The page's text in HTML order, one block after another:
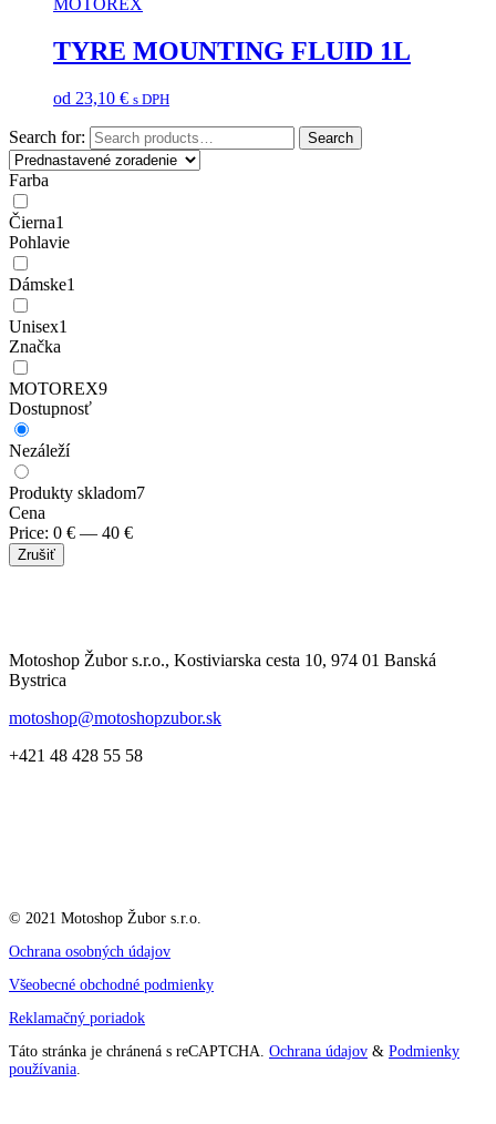
MOTOREX
TYRE MOUNTING FLUID 1L
od 23,10 € s DPH
Search for: Search
Farba
Čierna1
Pohlavie
Dámske1
Unisex1
Značka
MOTOREX9
Dostupnosť
Nezáleží
Produkty skladom7
Cena
Price: 0 € — 40 €
Zrušiť
Motoshop Žubor s.r.o., Kostiviarska cesta 10, 974 01 Banská
Bystrica
motoshop@motoshopzubor.sk
+421 48 428 55 58
© 2021 Motoshop Žubor s.r.o.
Ochrana osobných údajov
Všeobecné obchodné podmienky
Reklamačný poriadok
Táto stránka je chránená s reCAPTCHA. Ochrana údajov & Podmienky
používania.